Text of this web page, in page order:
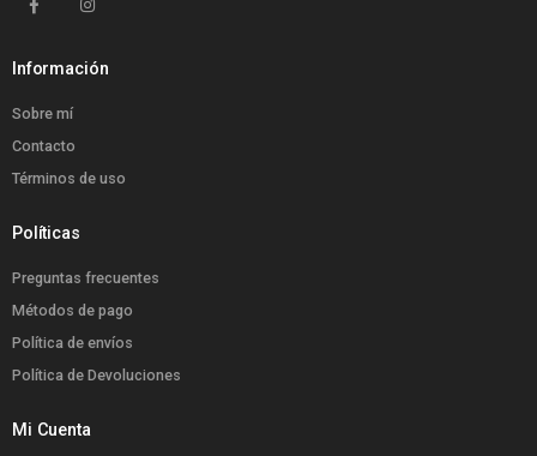
Información
Sobre mí
Contacto
Términos de uso
Políticas
Preguntas frecuentes
Métodos de pago
Política de envíos
Política de Devoluciones
Mi Cuenta